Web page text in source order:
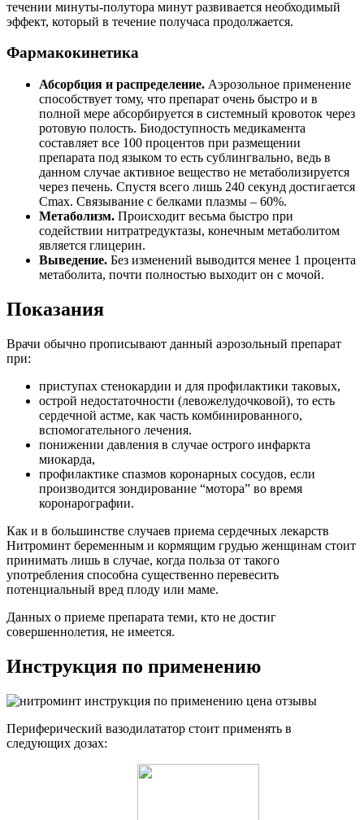
течении минуты-полутора минут развивается необходимый
эффект, который в течение получаса продолжается.
Фармакокинетика
Абсорбция и распределение. Аэрозольное применение
способствует тому, что препарат очень быстро и в
полной мере абсорбируется в системный кровоток через
ротовую полость. Биодоступность медикамента
составляет все 100 процентов при размещении
препарата под языком то есть сублингвально, ведь в
данном случае активное вещество не метаболизируется
через печень. Спустя всего лишь 240 секунд достигается
Cmax. Связывание с белками плазмы – 60%.
Метаболизм. Происходит весьма быстро при
содействии нитратредуктазы, конечным метаболитом
является глицерин.
Выведение. Без изменений выводится менее 1 процента
метаболита, почти полностью выходит он с мочой.
Показания
Врачи обычно прописывают данный аэрозольный препарат
при:
приступах стенокардии и для профилактики таковых,
острой недостаточности (левожелудочковой), то есть
сердечной астме, как часть комбинированного,
вспомогательного лечения.
понижении давления в случае острого инфаркта
миокарда,
профилактике спазмов коронарных сосудов, если
производится зондирование “мотора” во время
коронарографии.
Как и в большинстве случаев приема сердечных лекарств
Нитроминт беременным и кормящим грудью женщинам стоит
принимать лишь в случае, когда польза от такого
употребления способна существенно перевесить
потенциальный вред плоду или маме.
Данных о приеме препарата теми, кто не достиг
совершеннолетия, не имеется.
Инструкция по применению
Периферический вазодилататор стоит применять в
следующих дозах: